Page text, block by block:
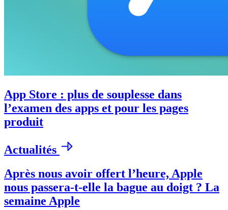
App Store : plus de souplesse dans
l’examen des apps et pour les pages
produit
Actualités
Après nous avoir offert l’heure, Apple
nous passera-t-elle la bague au doigt ? La
semaine Apple